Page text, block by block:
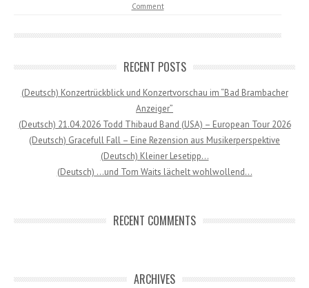
Comment
RECENT POSTS
(Deutsch) Konzertrückblick und Konzertvorschau im “Bad Brambacher
Anzeiger”
(Deutsch) 21.04.2026 Todd Thibaud Band (USA) – European Tour 2026
(Deutsch) Gracefull Fall – Eine Rezension aus Musikerperspektive
(Deutsch) Kleiner Lesetipp…
(Deutsch) …und Tom Waits lächelt wohlwollend…
RECENT COMMENTS
ARCHIVES